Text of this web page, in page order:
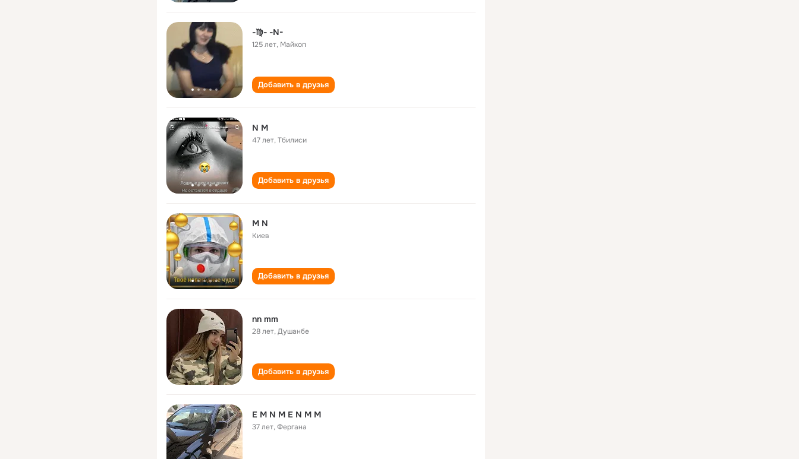
-♍- -N-
125 лет, Майкоп
Добавить в друзья
N M
47 лет,Тбилиси
Добавить в друзья
M N
Киев
Добавить в друзья
nn mm
28 лет,Душанбе
Добавить в друзья
E M N M E N M M
37 лет,Фергана